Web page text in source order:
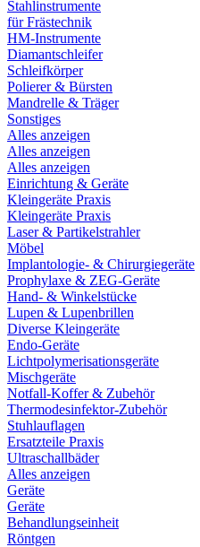
Stahlinstrumente
für Frästechnik
HM-Instrumente
Diamantschleifer
Schleifkörper
Polierer & Bürsten
Mandrelle & Träger
Sonstiges
Alles anzeigen
Alles anzeigen
Alles anzeigen
Einrichtung & Geräte
Kleingeräte Praxis
Kleingeräte Praxis
Laser & Partikelstrahler
Möbel
Implantologie- & Chirurgiegeräte
Prophylaxe & ZEG-Geräte
Hand- & Winkelstücke
Lupen & Lupenbrillen
Diverse Kleingeräte
Endo-Geräte
Lichtpolymerisationsgeräte
Mischgeräte
Notfall-Koffer & Zubehör
Thermodesinfektor-Zubehör
Stuhlauflagen
Ersatzteile Praxis
Ultraschallbäder
Alles anzeigen
Geräte
Geräte
Behandlungseinheit
Röntgen